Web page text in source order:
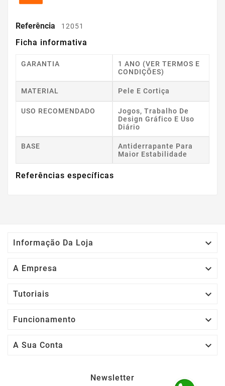
Referência 12051
Ficha informativa
GARANTIA
1 ANO (VER TERMOS E
CONDIÇÕES)
MATERIAL Pele E Cortiça
USO RECOMENDADO
Jogos, Trabalho De
Design Gráfico E Uso
Diário
BASE
Antiderrapante Para
Maior Estabilidade
Referências específicas
Informação Da Loja 
A Empresa 
Tutoriais 
Funcionamento 
A Sua Conta 
Newsletter